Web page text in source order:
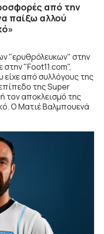
από την
παίξω αλλού
"ερυθρόλευκων" στην
"Foot11.com",
είχε από συλλόγους της
της Super
τον αποκλεισμό της
Ο Ματιέ Βαλμπουενά